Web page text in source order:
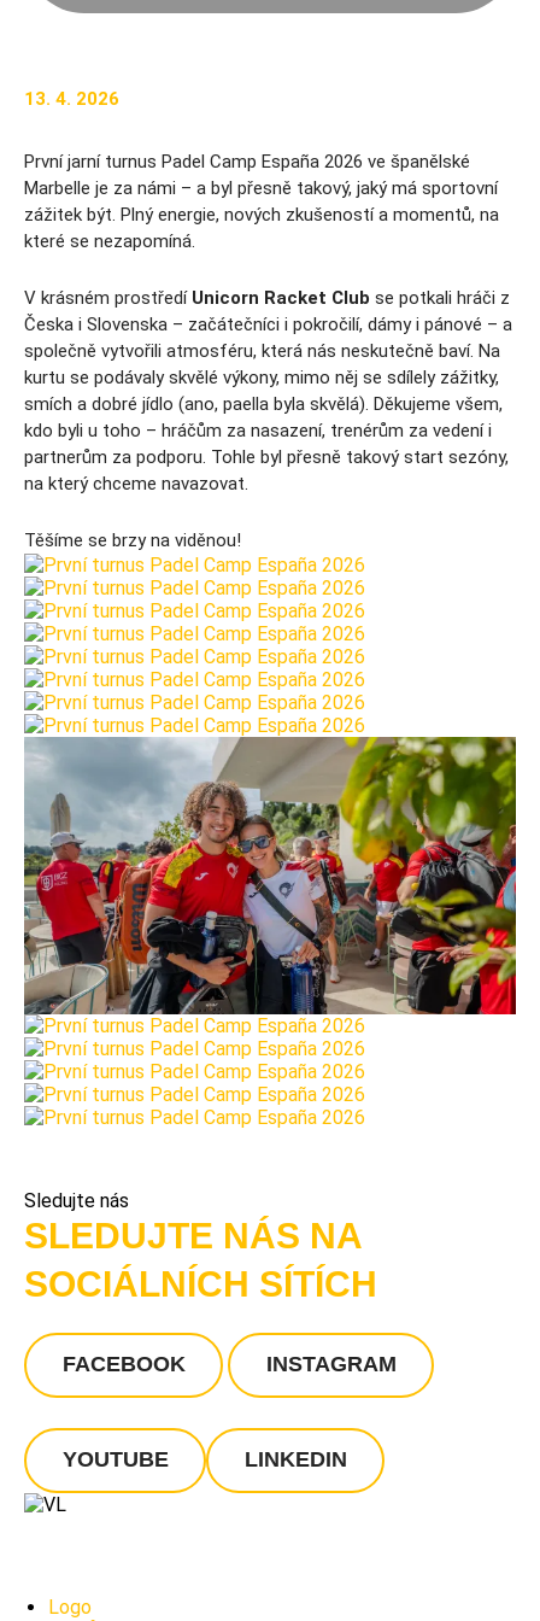
13. 4. 2026
První jarní turnus Padel Camp España 2026 ve španělské
Marbelle je za námi – a byl přesně takový, jaký má sportovní
zážitek být. Plný energie, nových zkušeností a momentů, na
které se nezapomíná.
V krásném prostředí Unicorn Racket Club se potkali hráči z
Česka i Slovenska – začátečníci i pokročilí, dámy i pánové – a
společně vytvořili atmosféru, která nás neskutečně baví. Na
kurtu se podávaly skvělé výkony, mimo něj se sdílely zážitky,
smích a dobré jídlo (ano, paella byla skvělá). Děkujeme všem,
kdo byli u toho – hráčům za nasazení, trenérům za vedení i
partnerům za podporu. Tohle byl přesně takový start sezóny,
na který chceme navazovat.
Těšíme se brzy na viděnou!
Sledujte nás
SLEDUJTE NÁS NA
SOCIÁLNÍCH SÍTÍCH
FACEBOOK INSTAGRAM
YOUTUBE LINKEDIN
Logo